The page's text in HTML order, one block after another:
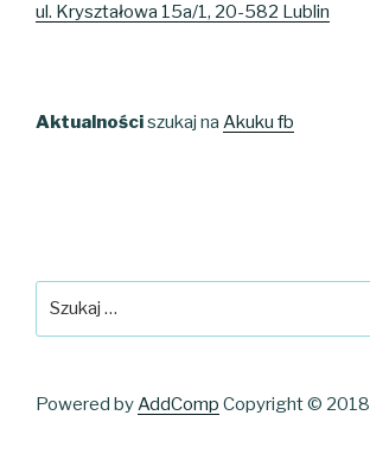
ul. Kryształowa 15a/1, 20-582 Lublin
Aktualnościszukaj na Akuku fb
Powered byAddComp Copyright © 2018